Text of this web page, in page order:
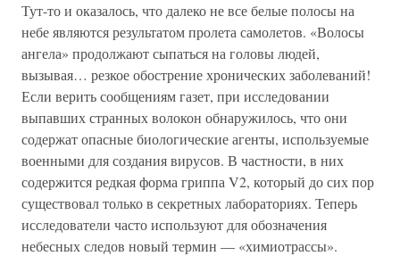
Тут-то и оказалось, что далеко не все белые полосы на
небе являются результатом пролета самолетов. «Волосы
ангела» продолжают сыпаться на головы людей,
вызывая… резкое обострение хронических заболеваний!
Если верить сообщениям газет, при исследовании
выпавших странных волокон обнаружилось, что они
содержат опасные биологические агенты, используемые
военными для создания вирусов. В частности, в них
содержится редкая форма гриппа V2, который до сих пор
существовал только в секретных лабораториях. Теперь
исследователи часто используют для обозначения
небесных следов новый термин — «химиотрассы».